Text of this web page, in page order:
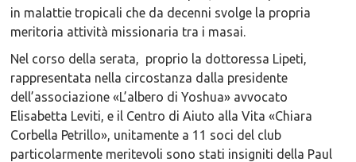
in malattie tropicali che da decenni svolge la propria
meritoria attività missionaria tra i masai.
Nel corso della serata, proprio la dottoressa Lipeti,
rappresentata nella circostanza dalla presidente
dell’associazione «L’albero di Yoshua» avvocato
Elisabetta Leviti, e il Centro di Aiuto alla Vita «Chiara
Corbella Petrillo», unitamente a 11 soci del club
particolarmente meritevoli sono stati insigniti della Paul